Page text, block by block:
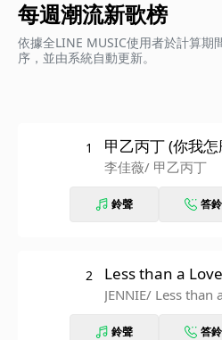
每週潮流新歌榜
依據全LINE MUSIC使用者於計算期
序，並由系統自動更新。
1 甲乙丙丁 (你我
李佳薇/ 甲乙丙丁
鈴聲 答鈴
2 Less than a
JENNIE/ Less than
鈴聲 答鈴